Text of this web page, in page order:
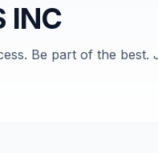
INC
Be part of the best.